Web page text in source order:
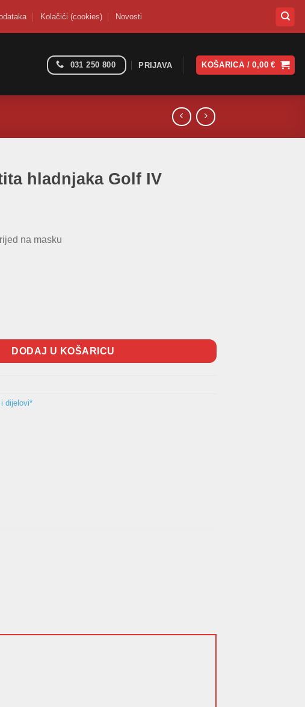
Kolačići (cookies) Novosti
031 250 800 PRIJAVA KOŠARICA /0,00€
hladnjaka Golf IV
na masku
Golf IV količina
DODAJ U KOŠARICU
dijelovi*